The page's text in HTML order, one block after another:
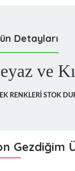
Detayları
ve
RENKLERİ STOK
Gezdiğim